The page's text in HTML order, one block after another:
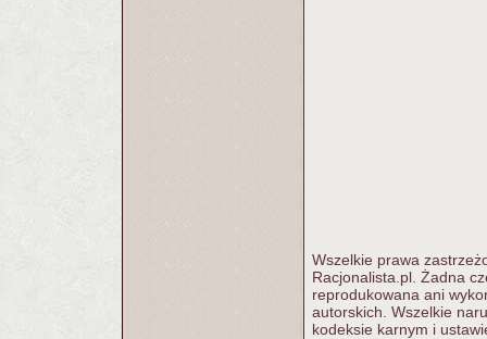
Wszelkie prawa
Racjonalista.pl. Żadna
reprodukowana ani
autorskich. Wszelkie
kodeksie karnym i